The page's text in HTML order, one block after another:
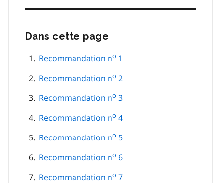
Dans cette page
navigation
de
page
Recommandation no 1
Recommandation no 2
Recommandation no 3
Recommandation no 4
Recommandation no 5
Recommandation no 6
Recommandation no 7